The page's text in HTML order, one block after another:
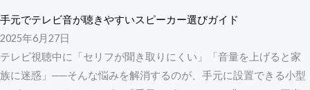
手元でテレビ音が聴きやすいスピーカー選びガイド
2025年6月27日
テレビ視聴中に「セリフが聞き取りにくい」「音量を上げると家
族に迷惑」──そんな悩みを解消するのが、手元に設置できる小型